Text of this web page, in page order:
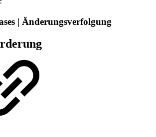
| Änderungsverfolgung